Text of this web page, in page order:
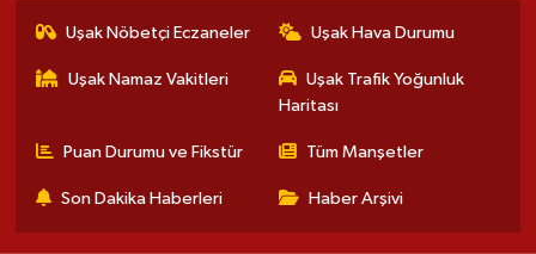
Uşak Nöbetçi Eczaneler Uşak Hava Durumu
Uşak Namaz Vakitleri
Uşak Trafik Yoğunluk
Haritası
Puan Durumu ve Fikstür Tüm Manşetler
Son Dakika Haberleri Haber Arşivi